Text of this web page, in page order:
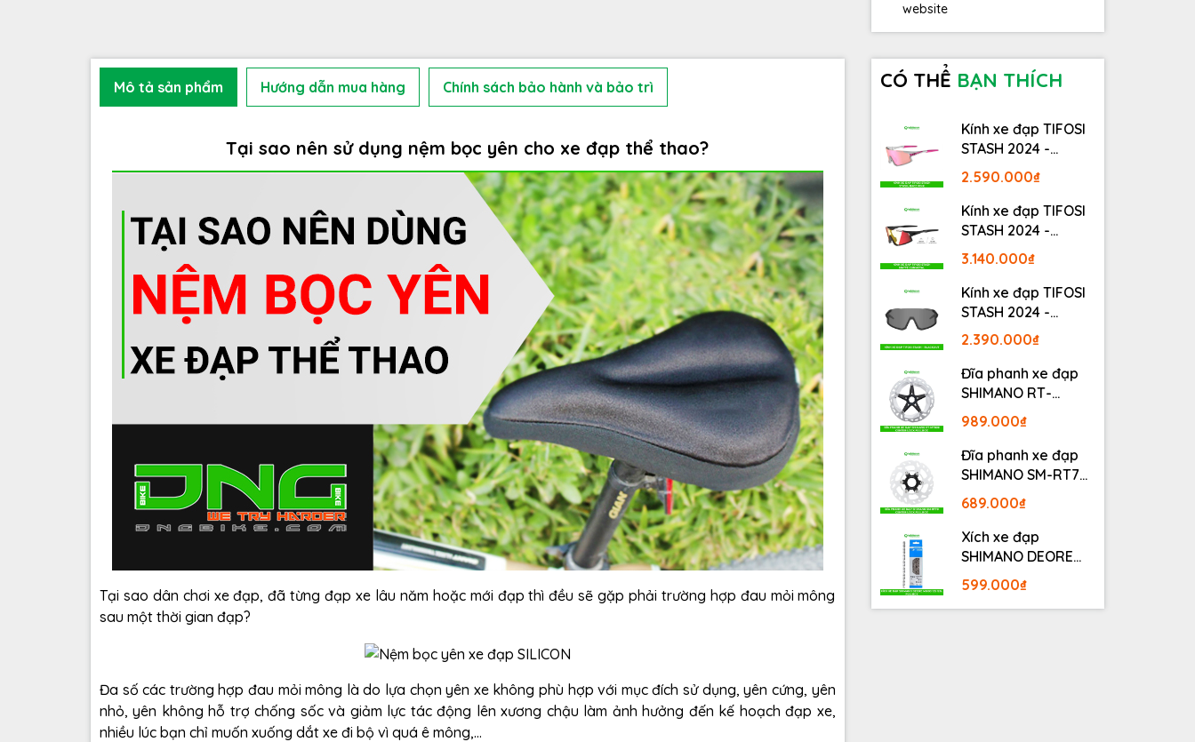
website
Mô tả sản phẩm Hướng dẫn mua hàng Chính sách bảo hành và bảo trì
Tại sao nên sử dụng nệm bọc yên cho xe đạp thể thao?
Tại sao dân chơi xe đạp, đã từng đạp xe lâu năm hoặc mới đạp thì đều sẽ gặp phải trường hợp đau mỏi mông
sau một thời gian đạp?
Đa số các trường hợp đau mỏi mông là do lựa chọn yên xe không phù hợp với mục đích sử dụng, yên cứng, yên
nhỏ, yên không hỗ trợ chống sốc và giảm lực tác động lên xương chậu làm ảnh hưởng đến kế hoạch đạp xe,
nhiều lúc bạn chỉ muốn xuống dắt xe đi bộ vì quá ê mông,...
CÓ THỂ BẠN THÍCH
Kính xe đạp TIFOSI
STASH 2024 -
STASH, RACE PINK
2.590.000₫
Kính xe đạp TIFOSI
STASH 2024 -
MATTE GUNMETAL
3.140.000₫
Kính xe đạp TIFOSI
STASH 2024 -
BLACKOUT
2.390.000₫
Đĩa phanh xe đạp
SHIMANO RT-
MT800 Center lock
Fullbox
989.000₫
Đĩa phanh xe đạp
SHIMANO SM-RT70
Center lock Fullbox
689.000₫
Xích xe đạp
SHIMANO DEORE
M6100 12S 126L
Fullbox
599.000₫